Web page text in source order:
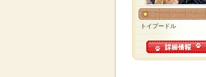
トイプードル